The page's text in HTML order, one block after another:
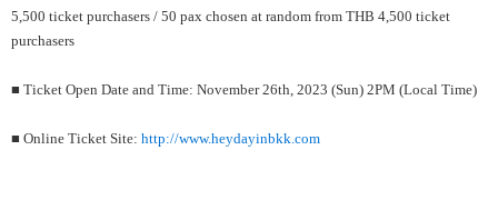
5,500 ticket purchasers / 50 pax chosen at random from THB 4,500 ticket
purchasers
■ Ticket Open Date and Time: November 26th, 2023 (Sun) 2PM (Local Time)
■ Online Ticket Site: http://www.heydayinbkk.com